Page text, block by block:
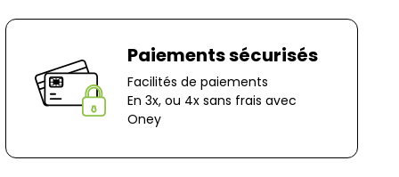
Le-Captif
✘ Fermer
Paiements sécurisés
Facilités de paiements
En 3x, ou 4x sans frais avec
Oney